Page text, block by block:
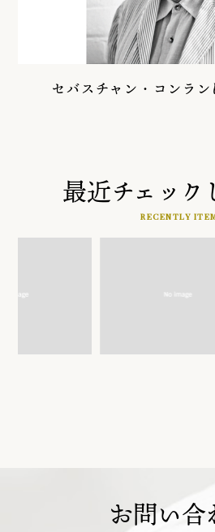
セバスチャン・コンラ
最近チェック
RECENTLY
お問い合